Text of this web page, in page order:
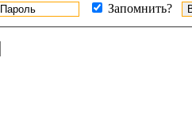
Запомнить?